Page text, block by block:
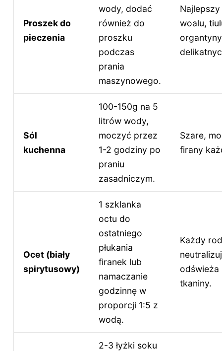
Proszek do
pieczenia
wody, dodać
również do
proszku
podczas
prania
maszynowego.
woalu,
Sól
kuchenna
100-150g na 5
litrów wody,
moczyć przez
1-2 godziny po
praniu
zasadniczym.
Szare,
firany
Ocet (biały
spirytusowy)
1 szklanka
octu do
ostatniego
płukania
firanek lub
namaczanie
godzinnę w
proporcji 1:5 z
wodą.
Każdy
odświeża
tkaniny.
2-3 łyżki soku